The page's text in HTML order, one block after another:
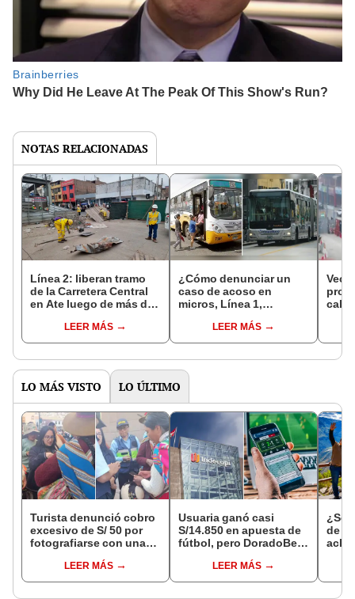
NOTAS RELACIONADAS
Línea 2: liberan tramo
de la Carretera Central
en Ate luego de más de
LEER MÁS
¿Cómo denunciar un
caso de acoso en
micros, Línea 1,
corredores? Esto dice la
ATU
LEER MÁS
LO MÁS VISTO LO ÚLTIMO
Turista denunció cobro
excesivo de S/ 50 por
fotografiarse con una
Serenazgo recuperó el
dinero
LEER MÁS
Usuaria ganó casi
S/14.850 en apuesta de
fútbol, pero DoradoBet
Indecopi multó a la
empresa con más de S/
LEER MÁS
¿Se
de